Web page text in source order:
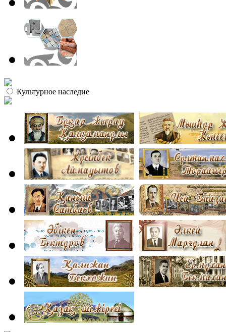
Культурное наследие